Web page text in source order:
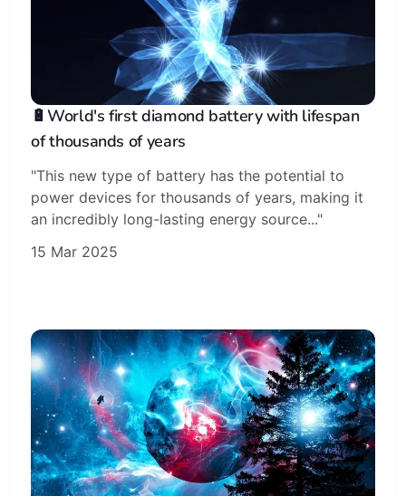
🔋World's first diamond battery with lifespan
of thousands of years
"This new type of battery has the potential to
power devices for thousands of years, making it
an incredibly long-lasting energy source..."
15 Mar 2025